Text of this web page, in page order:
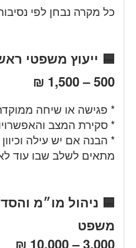
כל מקרה נבחן לפי
🟦 ייעוץ משפטי
500 – 1,500 ₪
* פגישה או שיחה
* סקירת המצב
* הבנה אם יש עילה
מתאים לשלב שבו עוד
🟦 ניהול מו״מ
משפט
3,000 – 10,000 ₪